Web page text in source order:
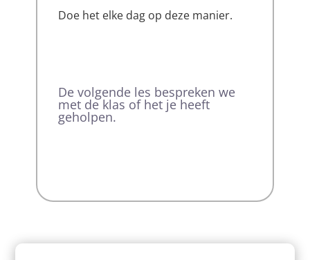
Doe het elke dag op deze manier.
De volgende les bespreken we
met de klas of het je heeft
geholpen.